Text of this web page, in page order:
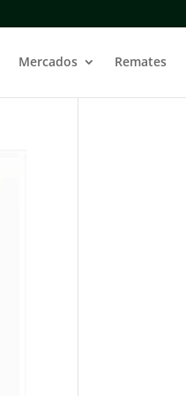
Mercados Remates